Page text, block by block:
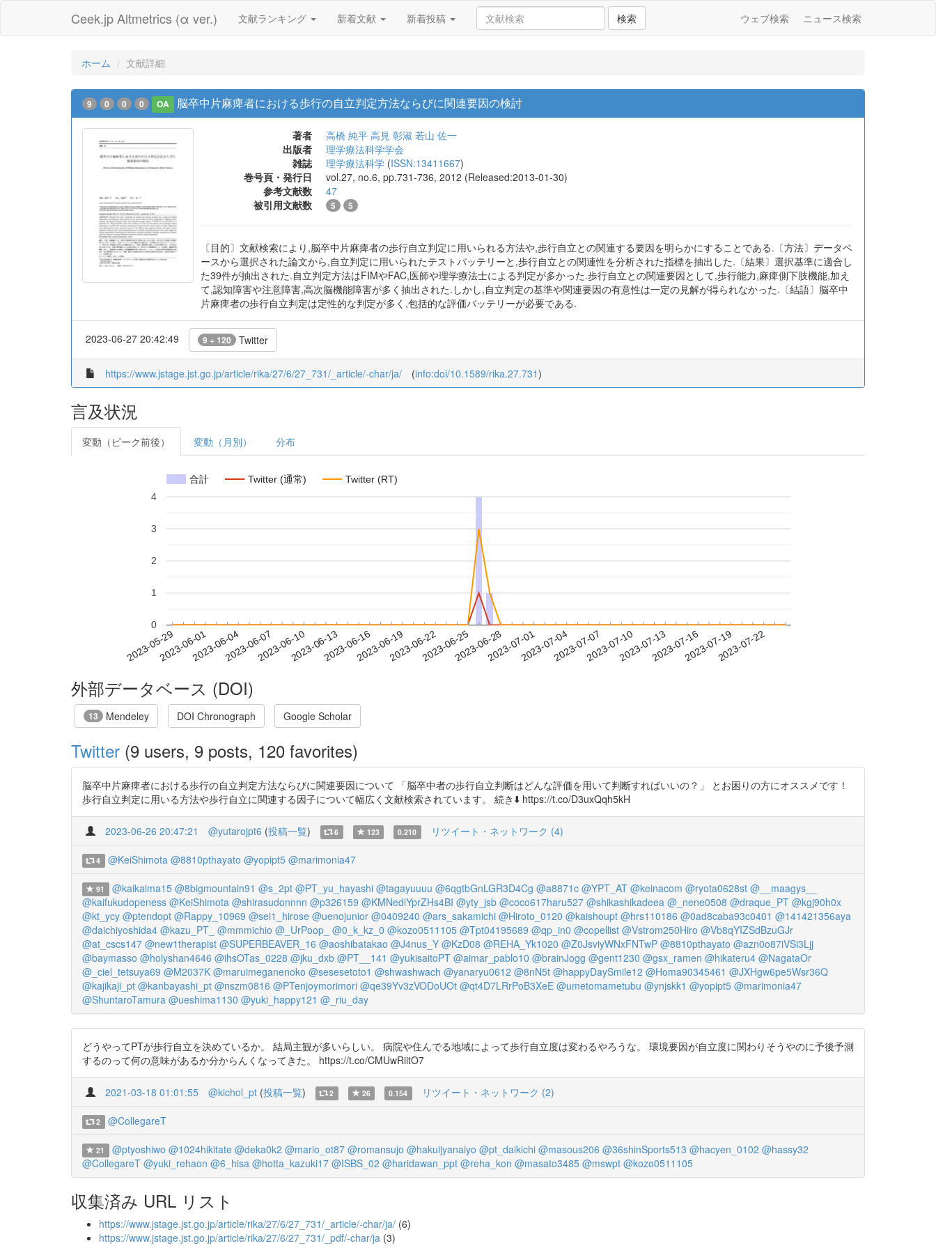
Ceek.jp Altmetrics (α ver.) 文献ランキング 新着文献 新着投稿 検索 ウェブ検索 ニュース検索
ホーム 文献詳細
9 0 0 0 OA 脳卒中片麻痺者における歩行の自立判定方法ならびに関連要因の検討
著者 高橋 純平 高見 彰淑 若山 佐一
出版者
理学療法科学学会
雑誌
理学療法科学 (ISSN:13411667)
巻号頁・発行日
vol.27, no.6, pp.731-736, 2012 (Released:2013-01-30)
参考文献数
47
被引用文献数
5 5
〔目的〕文献検索により,脳卒中片麻痺者の歩行自立判定に用いられる方法や,歩行自立との関連する要因を明らかにすることである.〔方法〕データベ
ースから選択された論文から,自立判定に用いられたテストバッテリーと,歩行自立との関連性を分析された指標を抽出した.〔結果〕選択基準に適合し
た39件が抽出された.自立判定方法はFIMやFAC,医師や理学療法士による判定が多かった.歩行自立との関連要因として,歩行能力,麻痺側下肢機能,加え
て,認知障害や注意障害,高次脳機能障害が多く抽出された.しかし,自立判定の基準や関連要因の有意性は一定の見解が得られなかった.〔結語〕脳卒中
片麻痺者の歩行自立判定は定性的な判定が多く,包括的な評価バッテリーが必要である.
2023-06-27 20:42:49 9 + 120 Twitter
https://www.jstage.jst.go.jp/article/rika/27/6/27_731/_article/-char/ja/ (info:doi/10.1589/rika.27.731)
言及状況
変動（ピーク前後） 変動（月別） 分布
合計 Twitter (通常) Twitter (RT)
2023-05-292023-06-012023-06-042023-06-072023-06-102023-06-132023-06-162023-06-192023-06-222023-06-252023-06-282023-07-012023-07-042023-07-072023-07-102023-07-132023-07-162023-07-192023-07-22
0
1
2
3
4
外部データベース (DOI)
13 Mendeley DOI Chronograph Google Scholar
Twitter (9 users, 9 posts, 120 favorites)
脳卒中片麻痺者における歩行の自立判定方法ならびに関連要因について 「脳卒中者の歩行自立判断はどんな評価を用いて判断すればいいの？」 とお困りの方にオススメです！
歩行自立判定に用いる方法や歩行自立に関連する因子について幅広く文献検索されています。 続き⬇️ https://t.co/D3uxQqh5kH
2023-06-26 20:47:21 @yutarojpt6 (投稿一覧) 6 123 0.210 リツイート・ネットワーク (4)
4 @KeiShimota @8810pthayato @yopipt5 @marimonia47
91 @kaikaima15 @8bigmountain91 @s_2pt @PT_yu_hayashi @tagayuuuu @6qgtbGnLGR3D4Cg @a8871c @YPT_AT @keinacom @ryota0628st @__maagys__
@kaifukudopeness @KeiShimota @shirasudonnnn @p326159 @KMNediYprZHs4BI @yty_jsb @coco617haru527 @shikashikadeea @_nene0508 @draque_PT @kgj90h0x
@kt_ycy @ptendopt @Rappy_10969 @sei1_hirose @uenojunior @0409240 @ars_sakamichi @Hiroto_0120 @kaishoupt @hrs110186 @0ad8caba93c0401 @141421356aya
@daichiyoshida4 @kazu_PT_ @mmmichio @_UrPoop_ @0_k_kz_0 @kozo0511105 @Tpt04195689 @qp_in0 @copellist @Vstrom250Hiro @Vb8qYIZSdBzuGJr
@at_cscs147 @new1therapist @SUPERBEAVER_16 @aoshibatakao @J4nus_Y @KzD08 @REHA_Yk1020 @Z0JsviyWNxFNTwP @8810pthayato @azn0o87iVSi3Ljj
@baymasso @holyshan4646 @ihsOTas_0228 @jku_dxb @PT__141 @yukisaitoPT @aimar_pablo10 @brainJogg @gent1230 @gsx_ramen @hikateru4 @NagataOr
@_ciel_tetsuya69 @M2037K @maruimeganenoko @sesesetoto1 @shwashwach @yanaryu0612 @8nN5t @happyDaySmile12 @Homa90345461 @JXHgw6pe5Wsr36Q
@kajikaji_pt @kanbayashi_pt @nszm0816 @PTenjoymorimori @qe39Yv3zVODoUOt @qt4D7LRrPoB3XeE @umetomametubu @ynjskk1 @yopipt5 @marimonia47
@ShuntaroTamura @ueshima1130 @yuki_happy121 @_riu_day
どうやってPTが歩行自立を決めているか。 結局主観が多いらしい。 病院や住んでる地域によって歩行自立度は変わるやろうな。 環境要因が自立度に関わりそうやのに予後予測
するのって何の意味があるか分からんくなってきた。 https://t.co/CMUwRiitO7
2021-03-18 01:01:55 @kichol_pt (投稿一覧) 2 26 0.154 リツイート・ネットワーク (2)
2 @CollegareT
21 @ptyoshiwo @1024hikitate @deka0k2 @mario_ot87 @romansujo @hakuijyanaiyo @pt_daikichi @masous206 @36shinSports513 @hacyen_0102 @hassy32
@CollegareT @yuki_rehaon @6_hisa @hotta_kazuki17 @ISBS_02 @haridawan_ppt @reha_kon @masato3485 @mswpt @kozo0511105
収集済み URL リスト
https://www.jstage.jst.go.jp/article/rika/27/6/27_731/_article/-char/ja/ (6)
https://www.jstage.jst.go.jp/article/rika/27/6/27_731/_pdf/-char/ja (3)